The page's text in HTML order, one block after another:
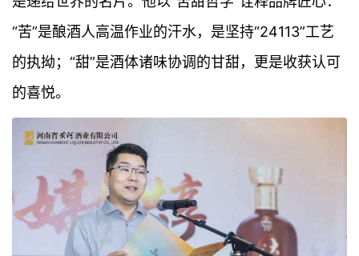
“苦”是酿酒人高温作业的汗水，是坚持“24113”工艺
的执拗；“甜”是酒体诸味协调的甘甜，更是收获认可
的喜悦。